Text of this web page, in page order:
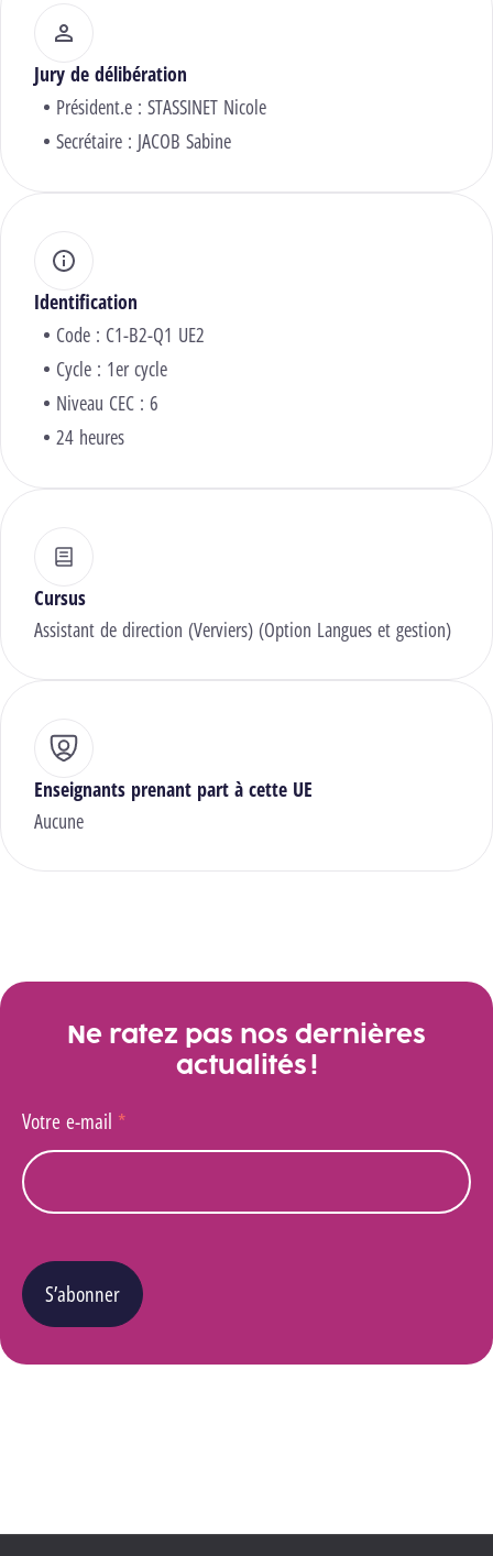
Jury de délibération
Président.e : STASSINET Nicole
Secrétaire : JACOB Sabine
Identification
Code : C1-B2-Q1 UE2
Cycle : 1er cycle
Niveau CEC : 6
24 heures
Cursus
Assistant de direction (Verviers) (Option Langues et gestion)
Enseignants prenant part à cette UE
Aucune
Ne ratez pas nos dernières
actualités !
Votre e-mail *
S’abonner